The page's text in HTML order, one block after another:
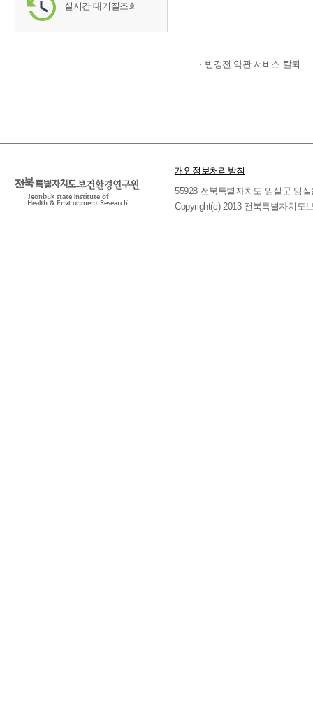
실시간 대기질조회
변경전 약관 서비스 탈퇴
개인정보처리방침
55928 전북특별자치도 임실군 임
Copyright(c) 2013 전북특별자치도